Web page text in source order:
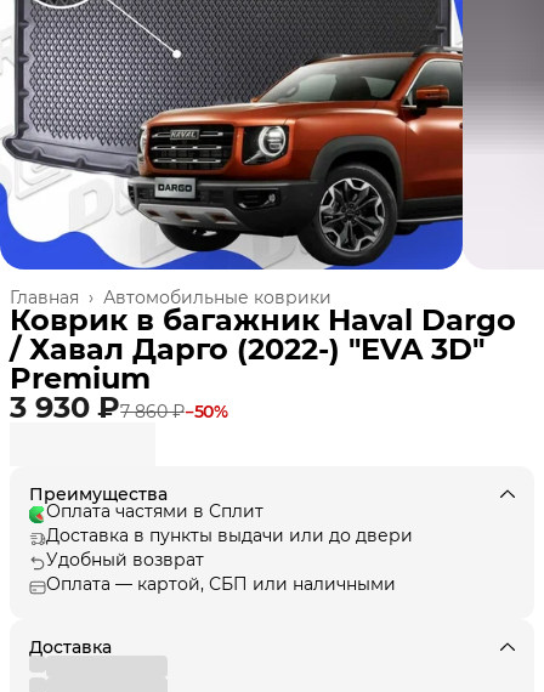
Автомобильные коврики
Главная ›
Коврик в багажник Haval Dargo
/ Хавал Дарго (2022-) "EVA 3D"
Premium
3 930 ₽7 860 ₽−50%
Преимущества
Оплата частями в Сплит
Доставка в пункты выдачи или до двери
Удобный возврат
Оплата — картой, СБП или наличными
Доставка